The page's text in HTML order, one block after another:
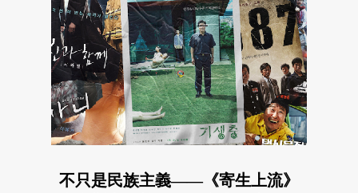
不只是民族主義——《寄生上流》